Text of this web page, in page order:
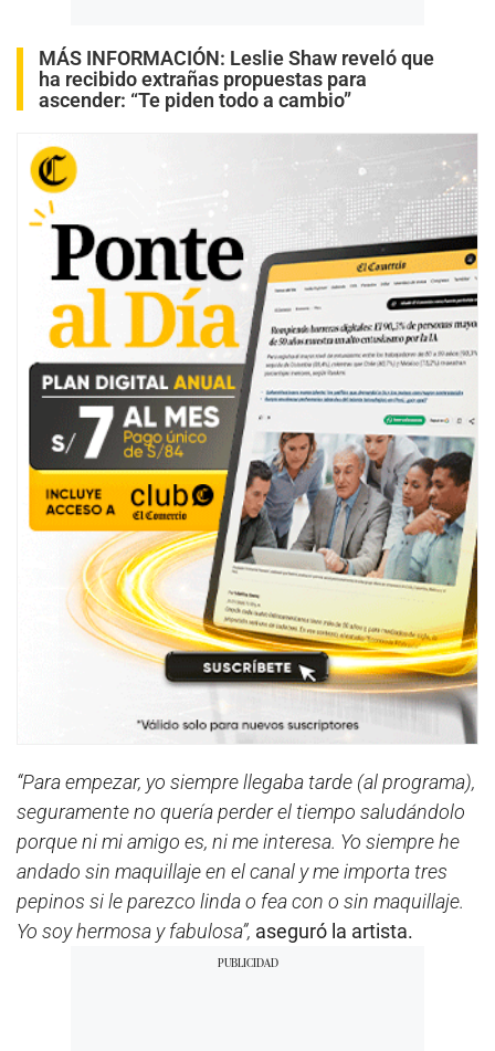
MÁS INFORMACIÓN: Leslie Shaw reveló que
ha recibido extrañas propuestas para
ascender: “Te piden todo a cambio”
“Para empezar, yo siempre llegaba tarde (al programa),
seguramente no quería perder el tiempo saludándolo
porque ni mi amigo es, ni me interesa. Yo siempre he
andado sin maquillaje en el canal y me importa tres
pepinos si le parezco linda o fea con o sin maquillaje.
Yo soy hermosa y fabulosa”, aseguró la artista.